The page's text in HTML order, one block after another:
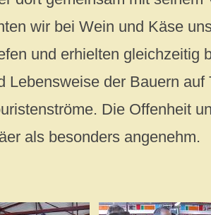
wir bei Wein und Käse
und erhielten gleichzeitig
Lebensweise der Bauern auf
Die Offenheit
als besonders angenehm.